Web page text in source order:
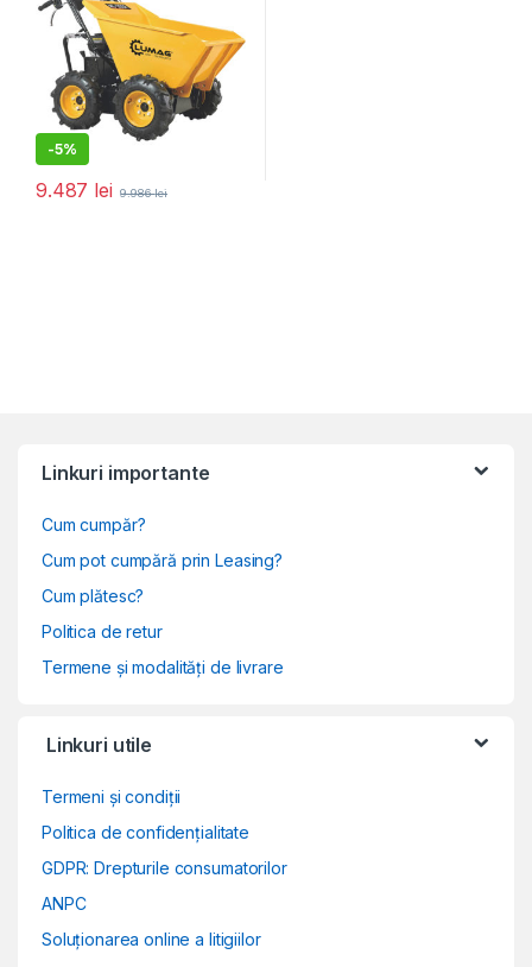
-5%
9.487 lei 9.986lei
Linkuri importante
Cum cumpăr?
Cum pot cumpără prin Leasing?
Cum plătesc?
Politica de retur
Termene și modalități de livrare
Linkuri utile
Termeni și condiții
Politica de confidențialitate
GDPR: Drepturile consumatorilor
ANPC
Soluționarea online a litigiilor